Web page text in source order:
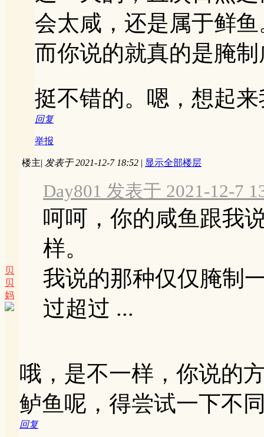
会太咸，还是属于鲜鱼
而你说的就真的是腌
挺不错的。嗯，想起
回复
举报
贝
贝
妈
楼主| 发表于 2021-12-7 18:52 | 显示全部楼层
Day801 发表于 2021-12-7
呵呵，你的咸鱼跟我
样。
我说的那种仅仅腌制
过超过 ...
哦，是不一样，你说的
鲈鱼呢，得尝试一下不
回复